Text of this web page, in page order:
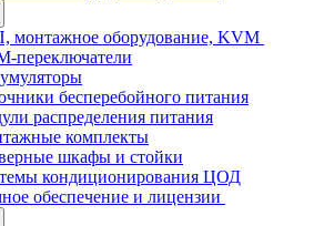
монтажное оборудование, KVM
переключатели
бесперебойного питания
распределения питания
комплекты
шкафы и стойки
кондиционирования ЦОД
обеспечение и лицензии